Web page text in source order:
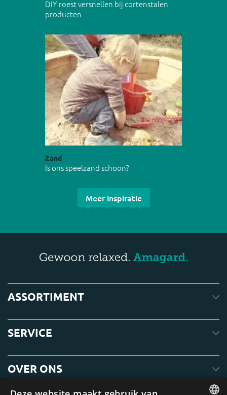
DIY roest versnellen bij cortenstalen
producten
Zand
Is ons speelzand schoon?
Meer inspiratie
ASSORTIMENT
SERVICE
OVER ONS